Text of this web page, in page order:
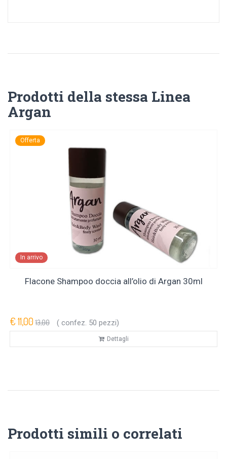
Prodotti della stessa Linea
Argan
Offerta
In arrivo
Flacone Shampoo doccia all’olio di Argan 30ml
€ 11,00 13,00 ( confez. 50 pezzi)
Dettagli
Prodotti simili o correlati